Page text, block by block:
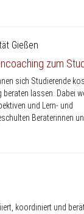
Gießen
zum
sich Studierende
lassen. Dabei
und Lern- und
Beraterinnen
koordiniert und